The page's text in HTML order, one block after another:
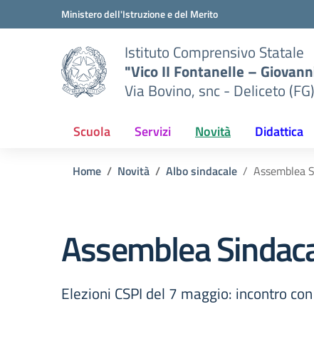
Vai ai contenuti
Vai al menu di navigazioneMinistero dell'Istruzione e del Merito
Istituto Comprensivo Statale
"Vico II Fontanelle –
Via Bovino, snc - Deliceto (FG)
Scuola Servizi Novità Didattica
Home Novità Albo sindacale Assemblea
Assemblea
Elezioni CSPI del 7 maggio: incontro